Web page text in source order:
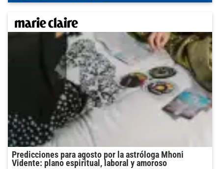
Predicciones para agosto por la astróloga Mhoni
Vidente: plano espiritual, laboral y amoroso